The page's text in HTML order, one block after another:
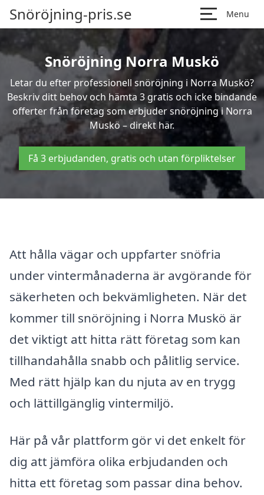
Snöröjning-pris.se Menu
Snöröjning Norra Muskö
Letar du efter professionell snöröjning i Norra Muskö?
Beskriv ditt behov och hämta 3 gratis och icke bindande
offerter från företag som erbjuder snöröjning i Norra
Muskö – direkt här.
Få 3 erbjudanden, gratis och utan förpliktelser
Att hålla vägar och uppfarter snöfria
under vintermånaderna är avgörande för
säkerheten och bekvämligheten. När det
kommer till snöröjning i Norra Muskö är
det viktigt att hitta rätt företag som kan
tillhandahålla snabb och pålitlig service.
Med rätt hjälp kan du njuta av en trygg
och lättillgänglig vintermiljö.
Här på vår plattform gör vi det enkelt för
dig att jämföra olika erbjudanden och
hitta ett företag som passar dina behov.